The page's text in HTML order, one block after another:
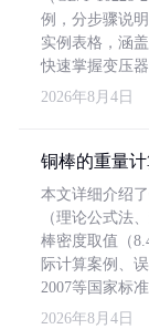
例，分步骤说
实例表格，涵
快速掌握变压
2026年8月4日
铜棒的重量
本文详细介绍
（理论公式法
棒密度取值（
际计算案例、
2007等国家标准
2026年8月4日